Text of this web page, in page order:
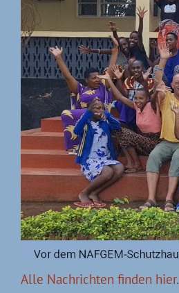
Alle Nachrichten finden hier.